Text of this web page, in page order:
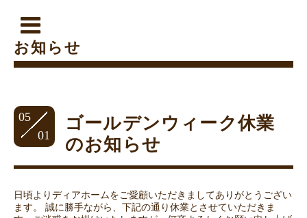
お知らせ
05
01
ゴールデンウィーク休業
のお知らせ
日頃よりディアホームをご愛顧いただきましてありがとうござい
ます。 誠に勝手ながら、下記の通り休業とさせていただきま